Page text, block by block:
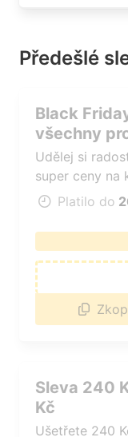
Nakupování je
a další benefity.
Předešlé
Black
všechny
Udělej si
super ceny na
na produkty
na produkty
Platilo do
Sleva 240
Kč
Ušetřete 240